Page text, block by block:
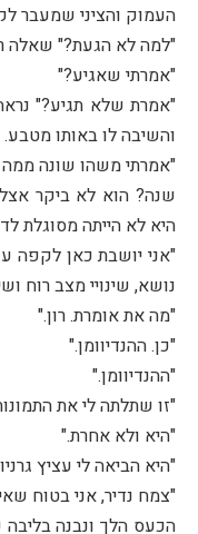
העמוק והציני שמעבר
"למה לא הגעת?" שאלה
"אמרתי שאגיע?"
"אמרת שלא תגיע?"
והשיבה לו באותו מטבע.
"אמרתי משהו שונה
שנה? הוא לא ביקר
היא לא הייתה מסוגלת
"אני יושבת כאן לקפה
נושא, שינויי מצב רוח
"מה את אומרת. רון."
"כן. ההנדיוומן."
"ההנדיוומן."
"זו שתלתה לי את
"היא ולא אחרת."
"היא הביאה לי עציץ
"צמח נדיר, אני בטוח
הכעס הלך ונבנה